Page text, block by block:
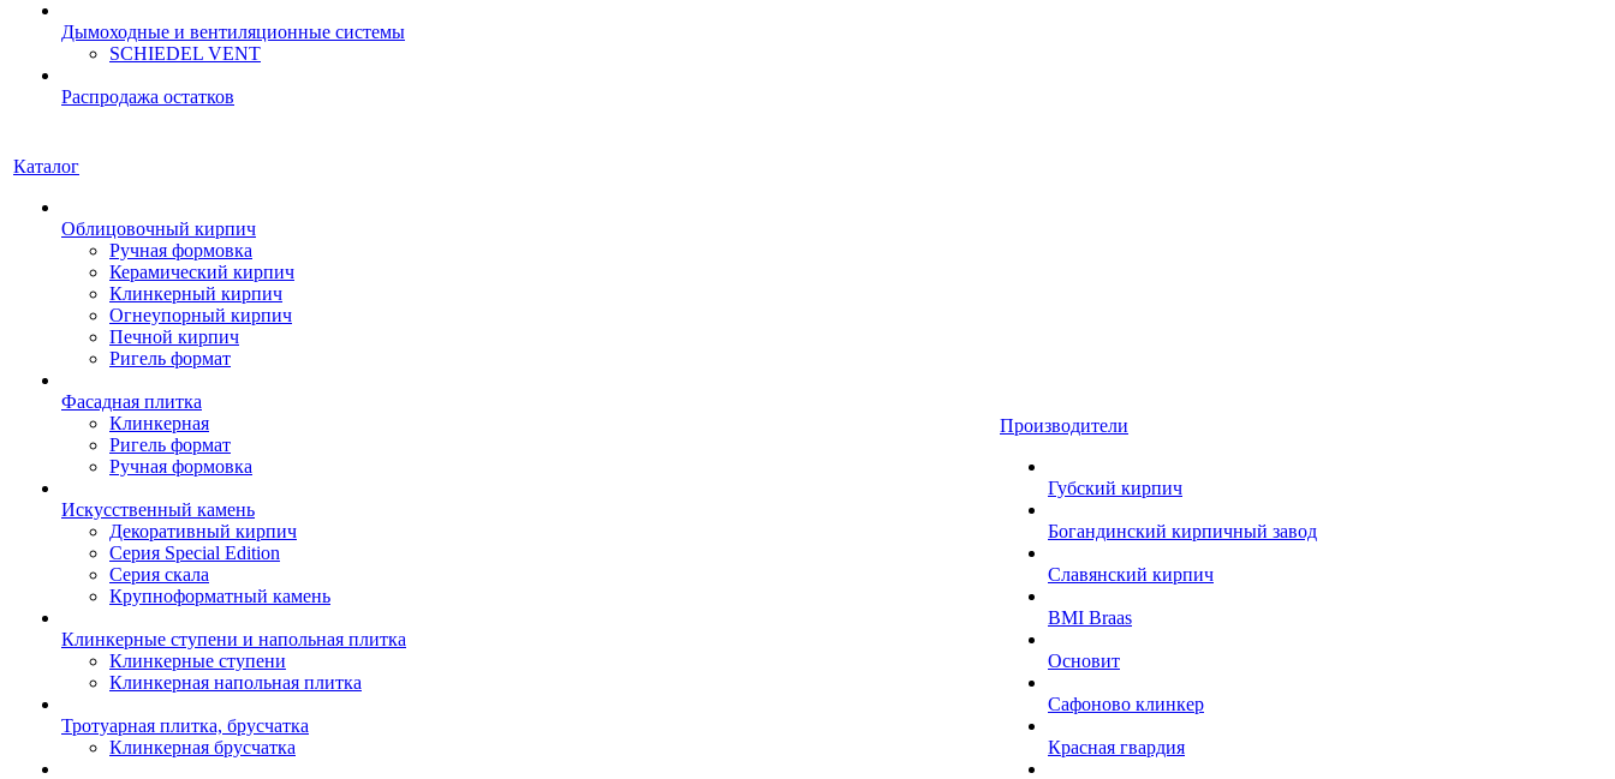
Дымоходные и вентиляционные системы
SCHIEDEL VENT
Распродажа остатков
Каталог
Облицовочный кирпич
Ручная формовка
Керамический кирпич
Клинкерный кирпич
Огнеупорный кирпич
Печной кирпич
Ригель формат
Фасадная плитка
Клинкерная
Ригель формат
Ручная формовка
Искусственный камень
Декоративный кирпич
Серия Special Edition
Серия скала
Крупноформатный камень
Клинкерные ступени и напольная плитка
Клинкерные ступени
Клинкерная напольная плитка
Тротуарная плитка, брусчатка
Клинкерная брусчатка
Производители
Губский кирпич
Богандинский кирпичный завод
Славянский кирпич
BMI Braas
Основит
Сафоново клинкер
Красная гвардия